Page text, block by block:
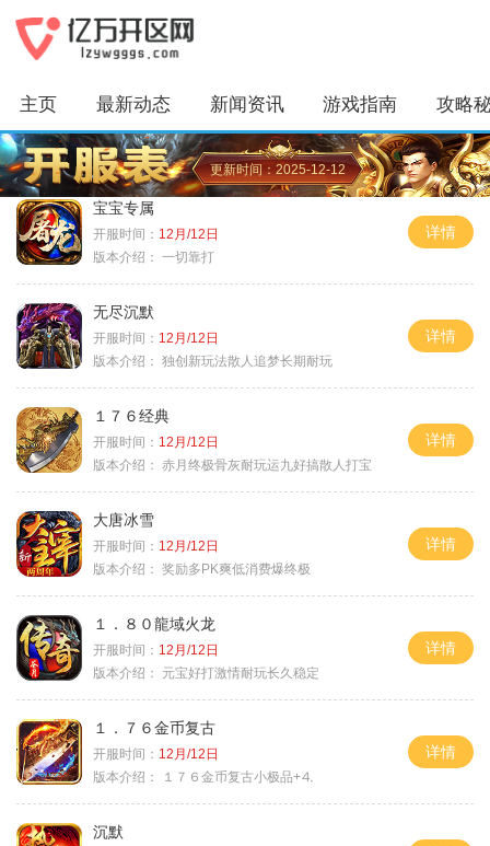
主页 最新动态 新闻资讯 游戏指南 攻略
更新时间：2025-12-12
宝宝专属
开服时间： 12月/12日
版本介绍： 一切靠打
详情
无尽沉默
开服时间： 12月/12日
版本介绍： 独创新玩法散人追梦长期耐玩
详情
１７６经典
开服时间： 12月/12日
版本介绍： 赤月终极骨灰耐玩运九好搞散人打宝
详情
大唐冰雪
开服时间： 12月/12日
版本介绍： 奖励多PK爽低消费爆终极
详情
１．８０龍域火龙
开服时间： 12月/12日
版本介绍：
元宝好打激情耐玩长久稳定
详情
１．７６金币复古
开服时间： 12月/12日
版本介绍：
１７６金币复古小极品+⒋
详情
沉默